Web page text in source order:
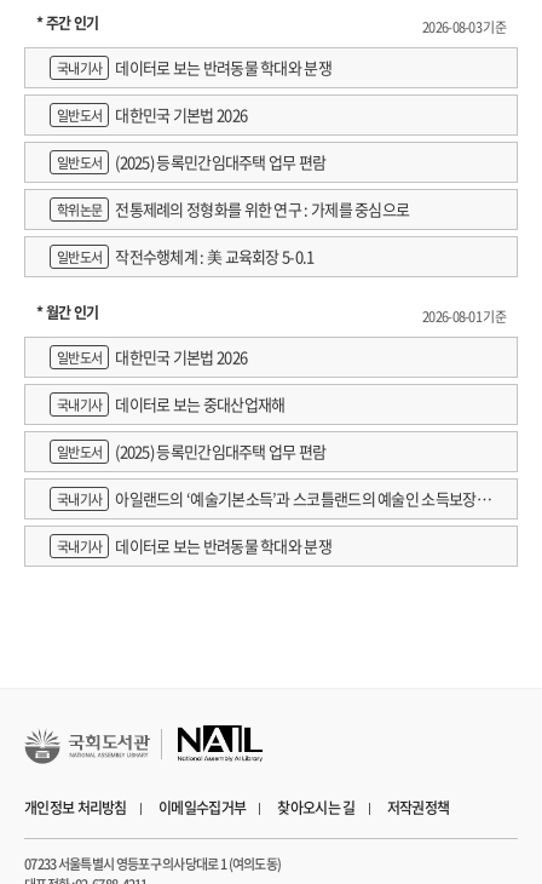
* 주간 인기
2026-08-03 기준
국내기사
데이터로 보는 반려동물 학대와 분쟁
일반도서 대한민국 기본법 2026
일반도서 (2025) 등록민간임대주택 업무 편람
학위논문 전통제례의 정형화를 위한 연구 : 가제를 중심으로
일반도서 작전수행체계 : 美 교육회장 5-0.1
* 월간 인기
2026-08-01 기준
일반도서
대한민국 기본법 2026
국내기사 데이터로 보는 중대산업재해
일반도서 (2025) 등록민간임대주택 업무 편람
국내기사
아일랜드의 ‘예술기본소득’과 스코틀랜드의 예술인 소득보장정
책 논의
국내기사 데이터로 보는 반려동물 학대와 분쟁
개인정보 처리방침 이메일수집거부 찾아오시는 길 저작권정책
07233 서울특별시 영등포구 의사당대로 1 (여의도동)